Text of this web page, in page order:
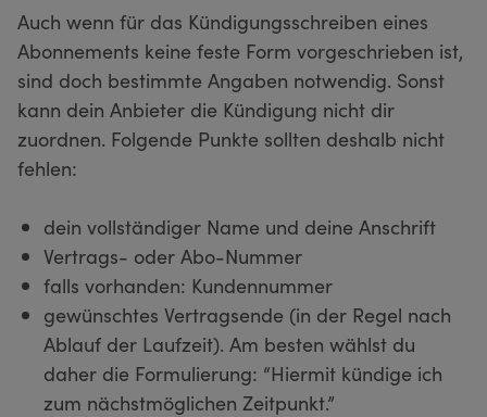
Auch wenn für das Kündigungsschreiben eines
Abonnements keine feste Form vorgeschrieben ist,
sind doch bestimmte Angaben notwendig. Sonst
kann dein Anbieter die Kündigung nicht dir
zuordnen. Folgende Punkte sollten deshalb nicht
fehlen:
dein vollständiger Name und deine Anschrift
Vertrags- oder Abo-Nummer
falls vorhanden: Kundennummer
gewünschtes Vertragsende (in der Regel nach
Ablauf der Laufzeit). Am besten wählst du
daher die Formulierung: “Hiermit kündige ich
zum nächstmöglichen Zeitpunkt.”